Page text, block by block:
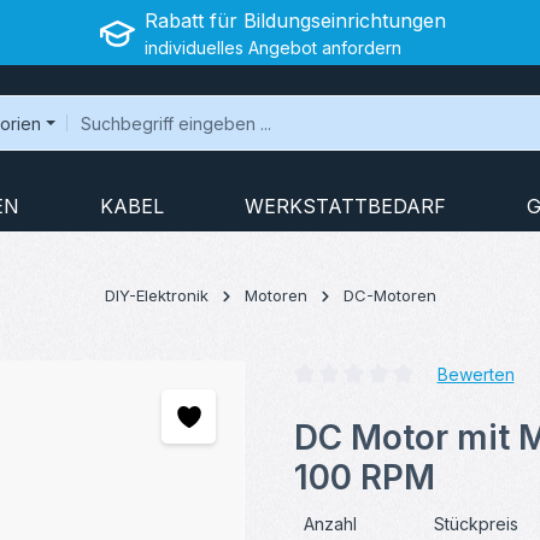
Rabatt für Bildungseinrichtungen
individuelles Angebot anfordern
KABEL WERKSTATTBEDARF
DIY-Elektronik Motoren DC-Motoren
Bewerten
DC Motor mit
100 RPM
Anzahl Stückpreis